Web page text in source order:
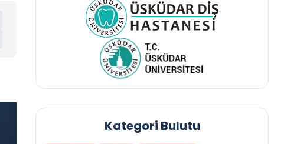
Kategori Bulutu